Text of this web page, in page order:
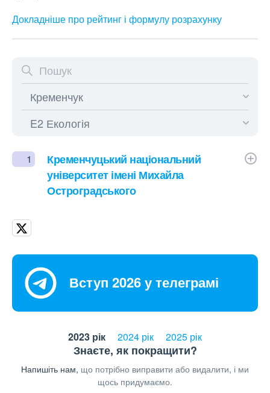
Докладніше про рейтинг і формулу розрахунку
1
Кременчуцький національний
університет імені Михайла
Остроградського
Вступ 2026 у телеграмі
2023 рік 2024 рік 2025 рік
Знаєте, як покращити?
Напишіть нам, що потрібно виправити або видалити, і ми
щось придумаємо.